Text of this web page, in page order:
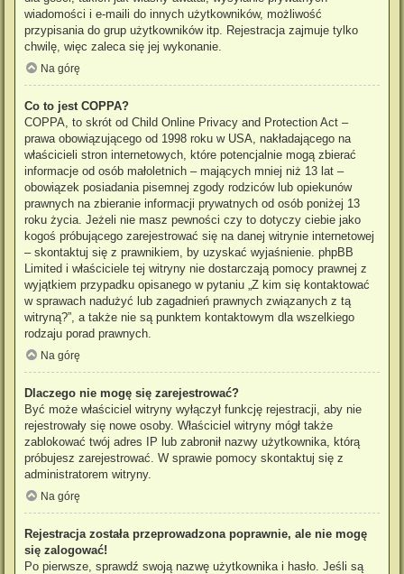
wiadomości i e-maili do innych użytkowników, możliwość
przypisania do grup użytkowników itp. Rejestracja zajmuje tylko
chwilę, więc zaleca się jej wykonanie.
Na górę
Co to jest COPPA?
COPPA, to skrót od Child Online Privacy and Protection Act –
prawa obowiązującego od 1998 roku w USA, nakładającego na
właścicieli stron internetowych, które potencjalnie mogą zbierać
informacje od osób małoletnich – mających mniej niż 13 lat –
obowiązek posiadania pisemnej zgody rodziców lub opiekunów
prawnych na zbieranie informacji prywatnych od osób poniżej 13
roku życia. Jeżeli nie masz pewności czy to dotyczy ciebie jako
kogoś próbującego zarejestrować się na danej witrynie internetowej
– skontaktuj się z prawnikiem, by uzyskać wyjaśnienie. phpBB
Limited i właściciele tej witryny nie dostarczają pomocy prawnej z
wyjątkiem przypadku opisanego w pytaniu „Z kim się kontaktować
w sprawach nadużyć lub zagadnień prawnych związanych z tą
witryną?”, a także nie są punktem kontaktowym dla wszelkiego
rodzaju porad prawnych.
Na górę
Dlaczego nie mogę się zarejestrować?
Być może właściciel witryny wyłączył funkcję rejestracji, aby nie
rejestrowały się nowe osoby. Właściciel witryny mógł także
zablokować twój adres IP lub zabronił nazwy użytkownika, którą
próbujesz zarejestrować. W sprawie pomocy skontaktuj się z
administratorem witryny.
Na górę
Rejestracja została przeprowadzona poprawnie, ale nie mogę
się zalogować!
Po pierwsze, sprawdź swoją nazwę użytkownika i hasło. Jeśli są